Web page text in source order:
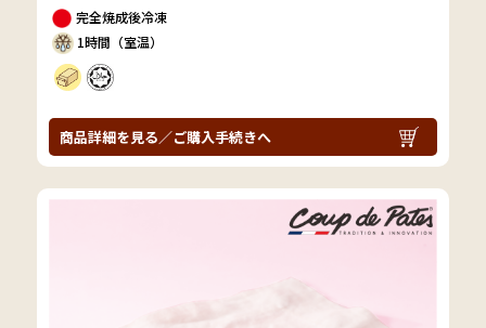
完全焼成後冷凍
1時間（室温）
商品詳細を見る／ご購入手続きへ